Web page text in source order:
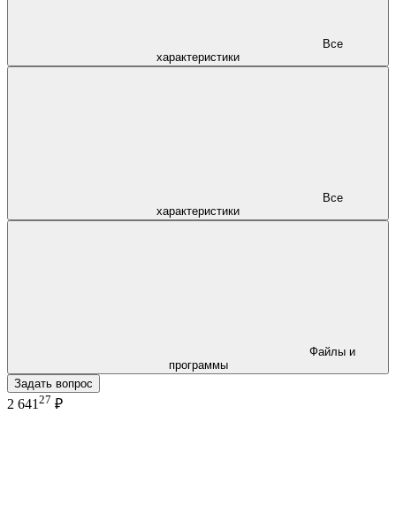
характеристики
характеристики
программы
Задать вопрос
2 641 27 ₽